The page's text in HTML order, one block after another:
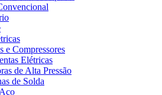
e Compressores
Elétricas
de Alta Pressão
de Solda